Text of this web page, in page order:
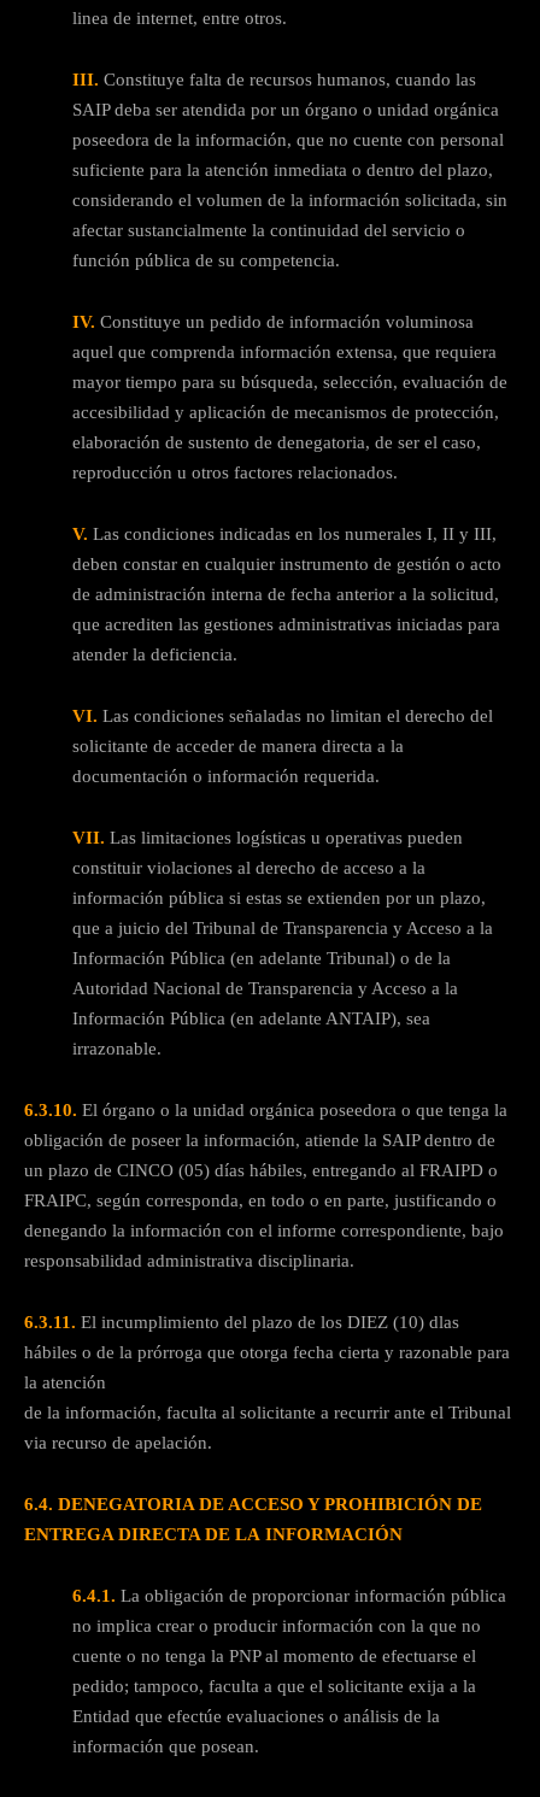
linea de internet, entre otros.
III. Constituye falta de recursos humanos, cuando las
SAIP deba ser atendida por un órgano o unidad orgánica
poseedora de la información, que no cuente con personal
suficiente para la atención inmediata o dentro del plazo,
considerando el volumen de la información solicitada, sin
afectar sustancialmente la continuidad del servicio o
función pública de su competencia.
IV. Constituye un pedido de información voluminosa
aquel que comprenda información extensa, que requiera
mayor tiempo para su búsqueda, selección, evaluación de
accesibilidad y aplicación de mecanismos de protección,
elaboración de sustento de denegatoria, de ser el caso,
reproducción u otros factores relacionados.
V. Las condiciones indicadas en los numerales I, II y III,
deben constar en cualquier instrumento de gestión o acto
de administración interna de fecha anterior a la solicitud,
que acrediten las gestiones administrativas iniciadas para
atender la deficiencia.
VI. Las condiciones señaladas no limitan el derecho del
solicitante de acceder de manera directa a la
documentación o información requerida.
VII. Las limitaciones logísticas u operativas pueden
constituir violaciones al derecho de acceso a la
información pública si estas se extienden por un plazo,
que a juicio del Tribunal de Transparencia y Acceso a la
Información Pública (en adelante Tribunal) o de la
Autoridad Nacional de Transparencia y Acceso a la
Información Pública (en adelante ANTAIP), sea
irrazonable.
6.3.10. El órgano o la unidad orgánica poseedora o que tenga la
obligación de poseer la información, atiende la SAIP dentro de
un plazo de CINCO (05) días hábiles, entregando al FRAIPD o
FRAIPC, según corresponda, en todo o en parte, justificando o
denegando la información con el informe correspondiente, bajo
responsabilidad administrativa disciplinaria.
6.3.11. El incumplimiento del plazo de los DIEZ (10) dlas
hábiles o de la prórroga que otorga fecha cierta y razonable para
la atención
de la información, faculta al solicitante a recurrir ante el Tribunal
via recurso de apelación.
6.4. DENEGATORIA DE ACCESO Y PROHIBICIÓN DE
ENTREGA DIRECTA DE LA INFORMACIÓN
6.4.1. La obligación de proporcionar información pública
no implica crear o producir información con la que no
cuente o no tenga la PNP al momento de efectuarse el
pedido; tampoco, faculta a que el solicitante exija a la
Entidad que efectúe evaluaciones o análisis de la
información que posean.